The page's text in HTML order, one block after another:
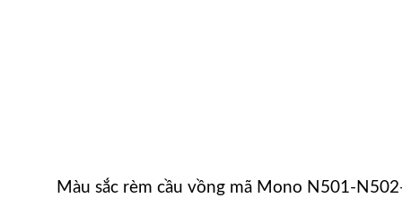
Màu sắc rèm cầu vồng mã Mono N501-